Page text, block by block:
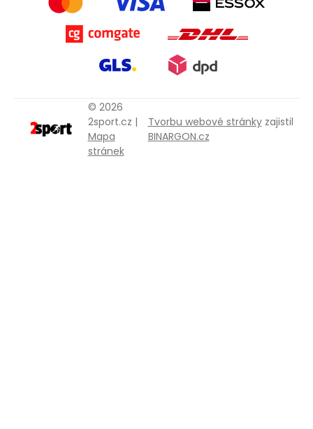
© 2026
2sport.cz |
Mapa
stránek
Tvorbu webové stránkyzajistil
BINARGON.cz